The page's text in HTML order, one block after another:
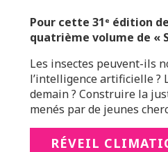
Pour cette 31ᵉ édition
quatrième volume de «
Les insectes peuvent-ils
l’intelligence artificielle ?
demain ? Construire la
menés par de jeunes
RÉVEIL